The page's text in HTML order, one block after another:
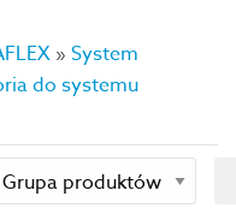
» System
do systemu